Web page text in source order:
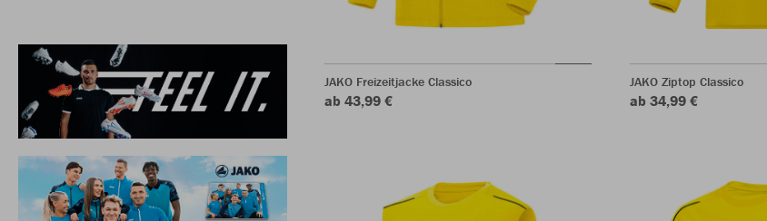
JAKO Freizeitjacke Classico
ab 43,99 €
JAKO Ziptop Classico
ab 34,99 €